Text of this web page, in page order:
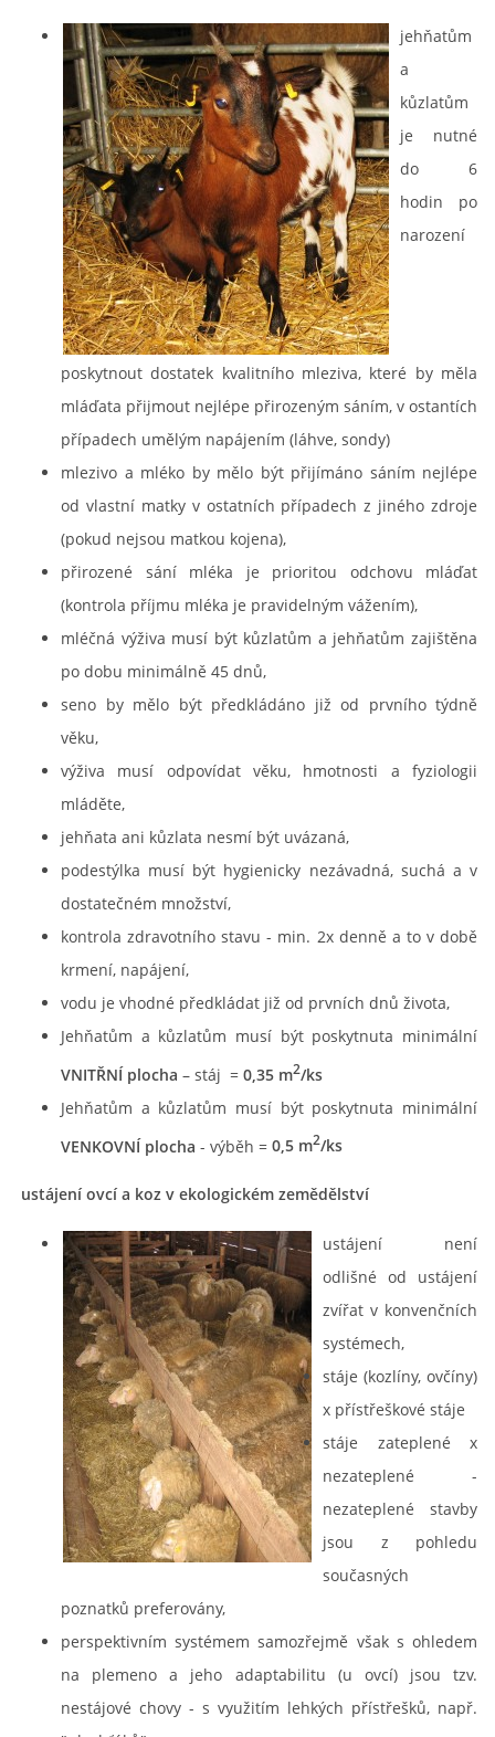
Standa Staněk
777 872 486
zootechnika@email.cz
© 2026 eStránky.cz |RSS | WebSlice | Tisk|Aktualizováno: 3. 11. 2025
Nahoru ↑
jehňatům
a
kůzlatům
je nutné
do 6
hodin po
narození
poskytnout dostatek kvalitního mleziva, které by měla
mláďata přijmout nejlépe přirozeným sáním, v ostantích
případech umělým napájením (láhve, sondy)
mlezivo a mléko by mělo být přijímáno sáním nejlépe
od vlastní matky v ostatních případech z jiného zdroje
(pokud nejsou matkou kojena),
přirozené sání mléka je prioritou odchovu mláďat
(kontrola příjmu mléka je pravidelným vážením),
mléčná výživa musí být kůzlatům a jehňatům zajištěna
po dobu minimálně 45 dnů,
seno by mělo být předkládáno již od prvního týdně
věku,
výživa musí odpovídat věku, hmotnosti a fyziologii
mláděte,
jehňata ani kůzlata nesmí být uvázaná,
podestýlka musí být hygienicky nezávadná, suchá a v
dostatečném množství,
kontrola zdravotního stavu - min. 2x denně a to v době
krmení, napájení,
vodu je vhodné předkládat již od prvních dnů života,
Jehňatům a kůzlatům musí být poskytnuta minimální
VNITŘNÍ plocha – stáj = 0,35 m2/ks
Jehňatům a kůzlatům musí být poskytnuta minimální
VENKOVNÍ plocha - výběh = 0,5 m2/ks
ustájení ovcí a koz v ekologickém zemědělství
ustájení není
odlišné od ustájení
zvířat v konvenčních
systémech,
stáje (kozlíny, ovčíny)
x přístřeškové stáje
stáje zateplené x
nezateplené -
nezateplené stavby
jsou z pohledu
současných
poznatků preferovány,
perspektivním systémem samozřejmě však s ohledem
na plemeno a jeho adaptabilitu (u ovcí) jsou tzv.
nestájové chovy - s využitím lehkých přístřešků, např.